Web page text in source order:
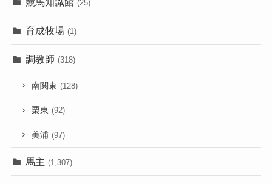
(25)
育成牧場 (1)
調教師 (318)
南関東 (128)
栗東 (92)
美浦 (97)
馬主 (1,307)